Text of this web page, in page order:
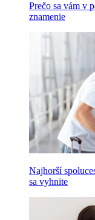
Prečo sa vám v
znamenie
Najhorší
sa vyhnite